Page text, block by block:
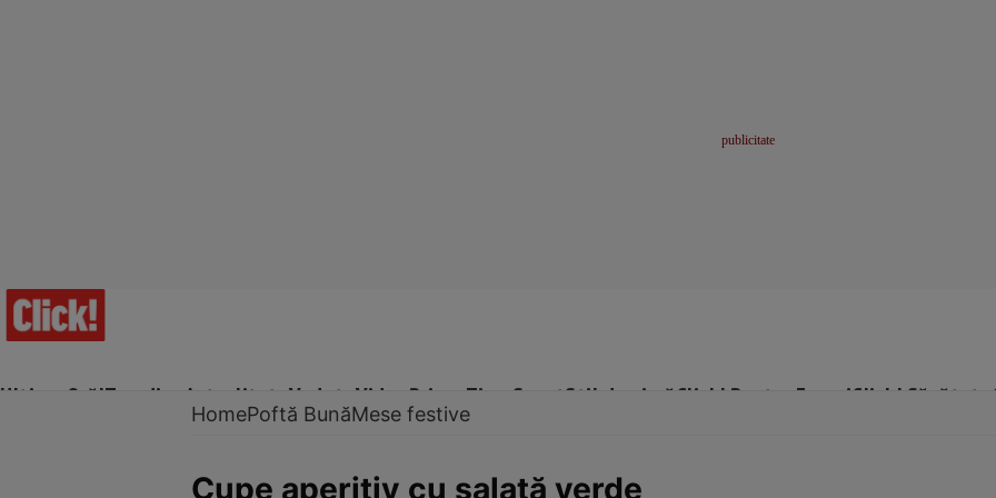
Ultima Oră!Trending Actualitate Vedete Video Prime Time SportStil de viațăClick! Pentru FemeiClick! Sănătate
HomePoftă BunăMese festive
Cupe aperitiv cu salată verde